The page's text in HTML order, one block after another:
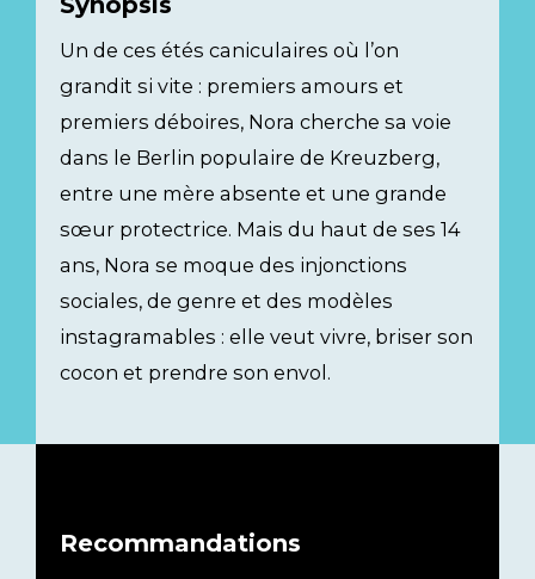
Un de ces étés caniculaires où l’on
grandit si vite : premiers amours et
premiers déboires, Nora cherche sa voie
dans le Berlin populaire de Kreuzberg,
entre une mère absente et une grande
sœur protectrice. Mais du haut de ses 14
ans, Nora se moque des injonctions
sociales, de genre et des modèles
instagramables : elle veut vivre, briser son
cocon et prendre son envol.
Recommandations